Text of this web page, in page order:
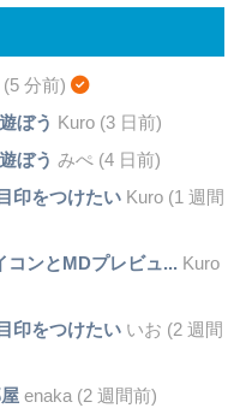
分前)
ぼう Kuro (3 日前)
ぼう みぺ (4 日前)
印をつけたいKuro (1 週間
コンとMDプレビュ... Kuro
印をつけたいいお (2 週間
enaka (2 週間前)